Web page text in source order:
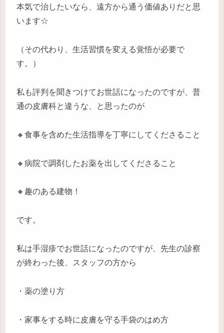
本気で治したいなら、遠方から通う価値ありだと思
います☆
（その代わり、生活習慣を変える覚悟が必要で
す。）
私も評判を聞きつけてお世話になったのですが、普
通の皮膚科と違うな、と思ったのが
🔸食事を含めた生活指導を丁寧にしてくださること
🔸病院で調剤したお薬を出してくださること
🔸趣のある建物！
です。
私は手湿疹でお世話になったのですが、先生の診察
が終わった後、スタッフの方から
・薬の塗り方
・家事をする時に皮膚を守る手袋のはめ方